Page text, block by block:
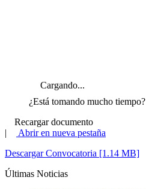
Cargando...
¿Está tomando mucho tiempo?
Recargar documento
|
Abrir en nueva pestaña
Descargar Convocatoria [1.14 MB]
Últimas Noticias